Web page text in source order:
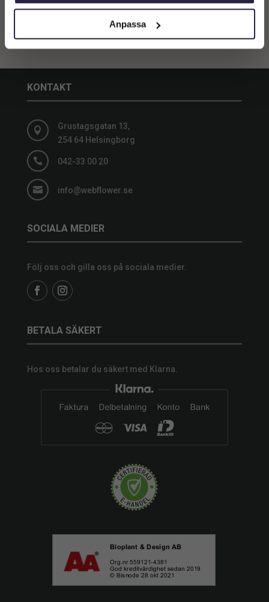
Anpassa
KONTAKT

Grustagsgatan 13,
254 64 Helsingborg
 042-33 00 20
 info@webflower.se
SOCIALA MEDIER
Följ oss och gilla oss på sociala medier.
BETALA SÄKERT
Hos oss betalar du säkert med Klarna.